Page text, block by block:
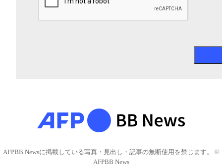
AFPBB Newsに掲載している写真・見出し・記事の無断使用を禁じます。 ©
AFPBB News